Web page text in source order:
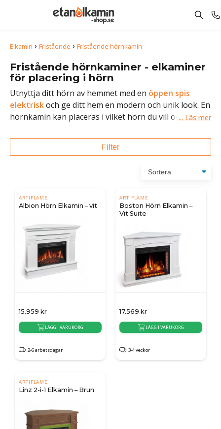
Elkamin › Fristående › Fristående hörnkamin
Fristående hörnkaminer - elkaminer
för placering i hörn
Utnyttja ditt hörn av hemmet med en öppen spis
elektriskoch ge ditt hem en modern och unik look. En
hörnkamin kan placeras i vilket hörn du vill och
Filter
ARTIFLAME
Albion Hörn Elkamin – vit
15.959 kr
LÄGG I VARUKORG
2-6 arbetsdagar
ARTIFLAME
Boston Hörn Elkamin –
Vit Suite
17.569 kr
LÄGG I VARUKORG
3-4 veckor
ARTIFLAME
Linz 2-i-1 Elkamin – Brun